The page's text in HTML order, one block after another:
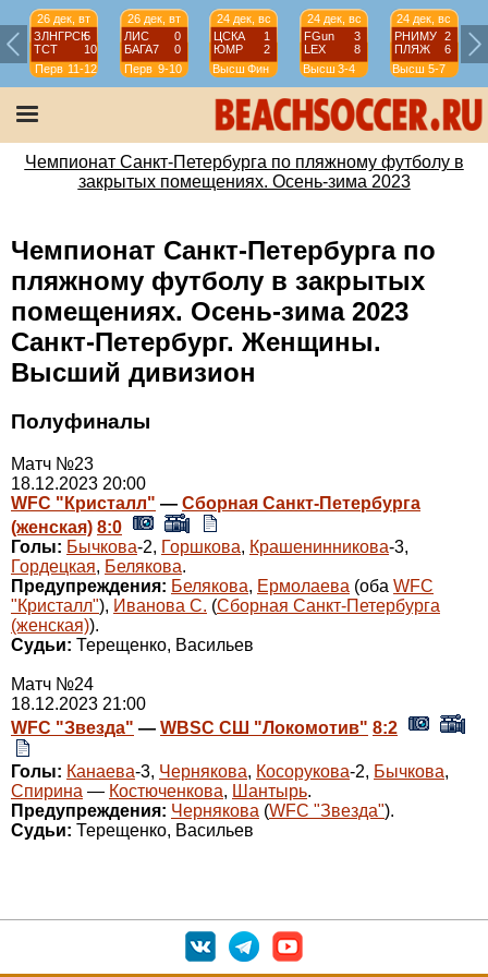
26 дек, вт
ЗЛНГРСК5
ТСТ
10
Перв 11-12
26 дек, вт
ЛИС
0
БАГА7
0
Перв 9-10
24 дек, вс
ЦСКА
1
ЮМР
2
Высш Фин
24 дек, вс
FGun
3
LEX
8
Высш 3-4
24 дек, вс
РНИМУ
2
ПЛЯЖ
6
Высш 5-7
Чемпионат Санкт-Петербурга по пляжному футболу в
закрытых помещениях. Осень-зима 2023
Чемпионат Санкт-Петербурга по
пляжному футболу в закрытых
помещениях. Осень-зима 2023
Санкт-Петербург. Женщины.
Высший дивизион
Полуфиналы
Матч №23
18.12.2023 20:00
WFC "Кристалл" — Сборная Санкт-Петербурга
(женская) 8:0
Голы: Бычкова-2, Горшкова, Крашенинникова-3,
Гордецкая, Белякова.
Предупреждения: Белякова, Ермолаева (оба WFC
"Кристалл"), Иванова С. (Сборная Санкт-Петербурга
(женская)).
Судьи: Терещенко, Васильев
Матч №24
18.12.2023 21:00
WFC "Звезда" — WBSC СШ "Локомотив" 8:2
Голы: Канаева-3, Чернякова, Косорукова-2, Бычкова,
Спирина — Костюченкова, Шантырь.
Предупреждения: Чернякова (WFC "Звезда").
Судьи: Терещенко, Васильев